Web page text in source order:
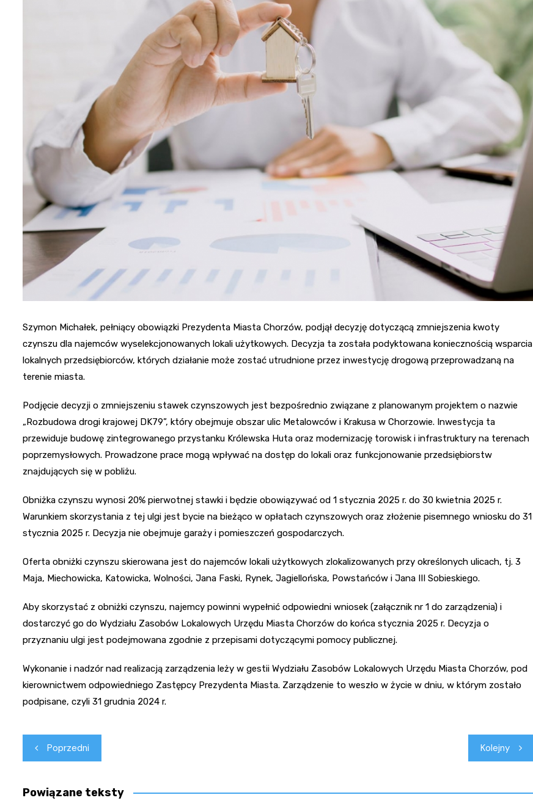
Poczta
Szymon Michałek, pełniący obowiązki Prezydenta Miasta Chorzów, podjął decyzję dotyczącą zmniejszenia kwoty
czynszu dla najemców wyselekcjonowanych lokali użytkowych. Decyzja ta została podyktowana koniecznością wsparcia
lokalnych przedsiębiorców, których działanie może zostać utrudnione przez inwestycję drogową przeprowadzaną na
terenie miasta.
Podjęcie decyzji o zmniejszeniu stawek czynszowych jest bezpośrednio związane z planowanym projektem o nazwie
„Rozbudowa drogi krajowej DK79”, który obejmuje obszar ulic Metalowców i Krakusa w Chorzowie. Inwestycja ta
przewiduje budowę zintegrowanego przystanku Królewska Huta oraz modernizację torowisk i infrastruktury na terenach
poprzemysłowych. Prowadzone prace mogą wpływać na dostęp do lokali oraz funkcjonowanie przedsiębiorstw
znajdujących się w pobliżu.
Obniżka czynszu wynosi 20% pierwotnej stawki i będzie obowiązywać od 1 stycznia 2025 r. do 30 kwietnia 2025 r.
Warunkiem skorzystania z tej ulgi jest bycie na bieżąco w opłatach czynszowych oraz złożenie pisemnego wniosku do 31
stycznia 2025 r. Decyzja nie obejmuje garaży i pomieszczeń gospodarczych.
Oferta obniżki czynszu skierowana jest do najemców lokali użytkowych zlokalizowanych przy określonych ulicach, tj. 3
Maja, Miechowicka, Katowicka, Wolności, Jana Faski, Rynek, Jagiellońska, Powstańców i Jana III Sobieskiego.
Aby skorzystać z obniżki czynszu, najemcy powinni wypełnić odpowiedni wniosek (załącznik nr 1 do zarządzenia) i
dostarczyć go do Wydziału Zasobów Lokalowych Urzędu Miasta Chorzów do końca stycznia 2025 r. Decyzja o
przyznaniu ulgi jest podejmowana zgodnie z przepisami dotyczącymi pomocy publicznej.
Wykonanie i nadzór nad realizacją zarządzenia leży w gestii Wydziału Zasobów Lokalowych Urzędu Miasta Chorzów, pod
kierownictwem odpowiedniego Zastępcy Prezydenta Miasta. Zarządzenie to weszło w życie w dniu, w którym zostało
podpisane, czyli 31 grudnia 2024 r.
Nawigacja
wpisu
Poprzedni Kolejny
Powiązane teksty